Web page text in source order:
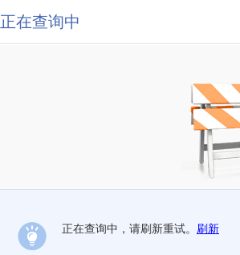
正在查询中
正在查询中，请刷新重试。 刷新